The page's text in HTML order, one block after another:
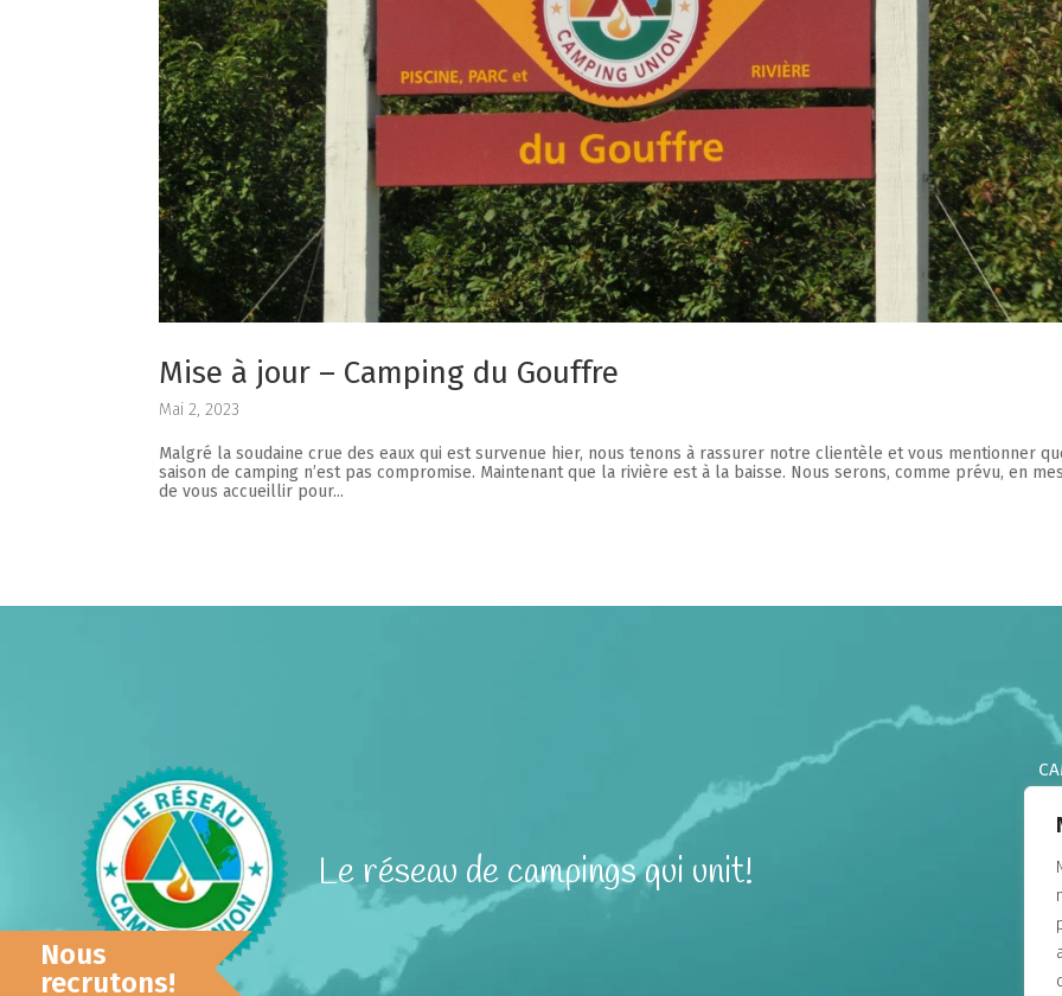
Mise à jour – Camping du Gouffre
Mai 2, 2023
Malgré la soudaine crue des eaux qui est survenue hier, nous tenons à rassurer notre clientèle et vous mentionner
saison de camping n’est pas compromise. Maintenant que la rivière est à la baisse. Nous serons, comme prévu, en
de vous accueillir pour...
Nous
recrutons!
Le réseau de campings qui unit!